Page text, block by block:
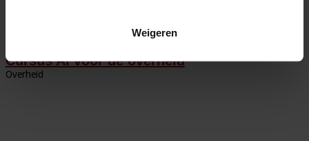
Weigeren
Cursus AI voor de overheid
Overheid